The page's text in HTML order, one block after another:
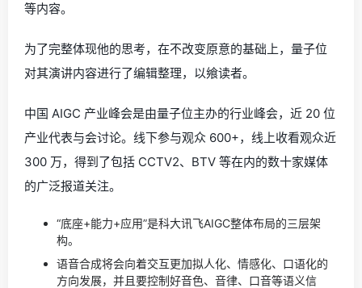
等内容。
为了完整体现他的思考，在不改变原意的基础上，量子位
对其演讲内容进行了编辑整理，以飨读者。
中国 AIGC 产业峰会是由量子位主办的行业峰会，近 20 位
产业代表与会讨论。线下参与观众 600+，线上收看观众近
300 万，得到了包括 CCTV2、BTV 等在内的数十家媒体
的广泛报道关注。
“底座+能力+应用”是科大讯飞AIGC整体布局的三层架
构。
语音合成将会向着交互更加拟人化、情感化、口语化的
方向发展，并且要控制好音色、音律、口音等语义信